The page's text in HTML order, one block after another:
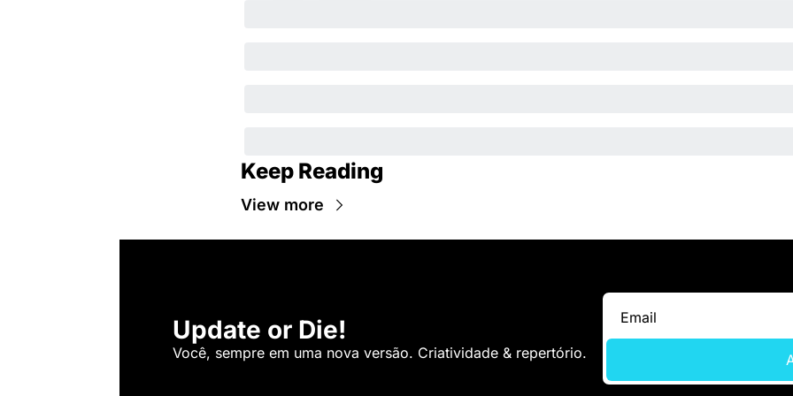
Keep Reading
View more
Update or Die!
Você, sempre em uma nova versão. Criatividade & repertório.